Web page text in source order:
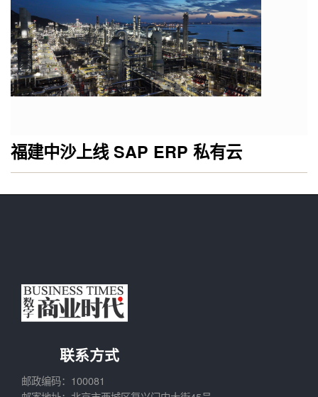
福建中沙上线 SAP ERP 私有云
联系方式
邮政编码：100081